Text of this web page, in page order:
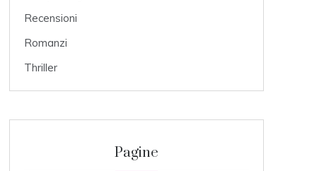
Recensioni
Romanzi
Thriller
Pagine